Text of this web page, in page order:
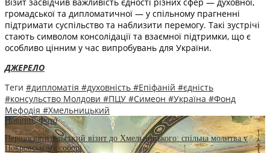
громадської та дипломатичної — у спільному прагненні
підтримати суспільство та наблизити перемогу. Такі зустрічі
стають символом консолідації та взаємної підтримки, що є
особливо цінним у час випробувань для України.
ДЖЕРЕЛО
Теги #дипломатія #духовність #Епіфаній #єдність
#консульство Молдови #ПЦУ #Симеон #Україна #Фонд
Мефодія #Хмельницький
Новини,Фото
Першосвятительський візит до Хмельницького: спільна молитва у
Покровському соборі